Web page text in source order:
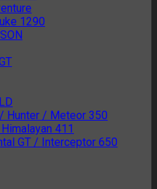
1290
Hunter / Meteor 350
411
GT / Interceptor 650